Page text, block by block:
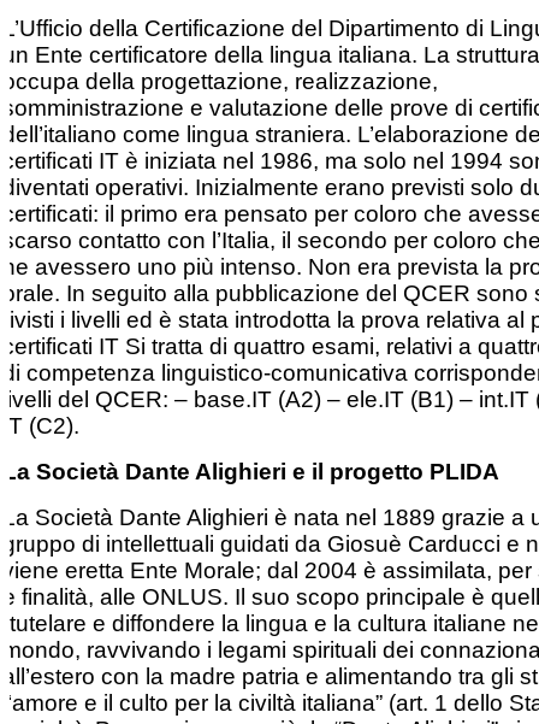
L’Ufficio della Certificazione del Dipartimento di
un Ente certificatore della lingua italiana. La
occupa della progettazione, realizzazione,
somministrazione e valutazione delle prove di
dell’italiano come lingua straniera. L’elaborazione
certificati IT è iniziata nel 1986, ma solo nel 1994
diventati operativi. Inizialmente erano previsti solo
certificati: il primo era pensato per coloro che
scarso contatto con l’Italia, il secondo per coloro
ne avessero uno più intenso. Non era prevista la
orale. In seguito alla pubblicazione del QCER sono
rivisti i livelli ed è stata introdotta la prova relativa al
certificati IT Si tratta di quattro esami, relativi a
di competenza linguistico-comunicativa
livelli del QCER: – base.IT (A2) – ele.IT (B1) – int.IT
IT (C2).
La Società Dante Alighieri e il progetto PLIDA
La Società Dante Alighieri è nata nel 1889 grazie a
gruppo di intellettuali guidati da Giosuè Carducci e
viene eretta Ente Morale; dal 2004 è assimilata, per
e finalità, alle ONLUS. Il suo scopo principale è
“tutelare e diffondere la lingua e la cultura italiane
mondo, ravvivando i legami spirituali dei
all’estero con la madre patria e alimentando tra gli
l‘amore e il culto per la civiltà italiana” (art. 1 dello